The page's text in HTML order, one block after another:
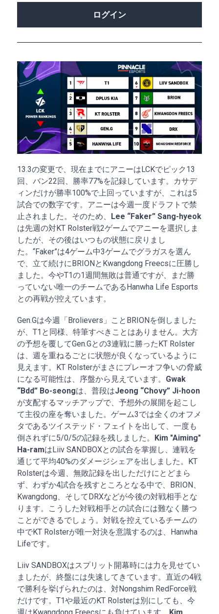
ログイン
13.3の変更で、現在までにアニーはLCKでピック13
回、バン22回、勝率77%を記録しています。カサデ
ィンだけが勝率100%で上回っていますが、これは5
試合での数字です。アニーは今週一度ドラフトで禁
止されました。そのため、 Lee “Faker” Sang-hyeok
は先週の対KT Rolster戦2ゲームでアニーを選択しま
したが、その後はいつもの状態に戻りまし
た。“Faker”は4ゲーム中3ゲームでグラガスを選ん
で、立て続けにBRIONとKwangdong Freecsに圧勝し
ました。今やT1の1週間無敗は普通ですが、まだ勝
っていない唯一のチームであるHanwha Life Esports
との再戦が控えています。
Gen.Gは今週「Brolievers」ことBRIONを倒しました
が、T1と同様、特筆すべきことはありません。大方
の予想を覆してGen.Gとの3連戦に勝ったKT Rolster
は、週を重ねるごとに状態が良くなっているように
見えます。KT Rolsterがまさにプレーオフ争いの脅威
になる可能性は、序盤から見えています。 Gwak
“Bdd” Bo-seongは、普段はJeong “Chovy” Ji-hoon
が支配するマッチアップで、予想外の展開を起こし
て主役の座を奪いました。ゲーム3では全くのオフメ
タであるツイステッド・フェイトを出して、一度も
倒されずに5/0/5の記録を残しました。 Kim "Aiming"
Ha-ramはLiiv SANDBOXとの試合を掌握し、連戦を
通じて平均40%のダメージシェアを出しました。KT
Rolsterは今週、無敗記録を出しただけにとどまら
ず、わずか4試合を残すところとなる中で、BRION、
Kwangdong、そしてDRXなどが今後の対戦相手とな
ります。こうした対戦相手との試合には難なく勝つ
ことができるでしょう。対戦を控えているチームの
中でKT Rolsterが唯一対決を意識するのは、Hanwha
Lifeです。
Liiv SANDBOXはスプリット開幕時には力を見せてい
ましたが、終盤には失速してきています。直近の4戦
で勝利を挙げられたのは、対Nongshim RedForce戦
だけです。T1や最近のKT Rolsterは別にしても、今